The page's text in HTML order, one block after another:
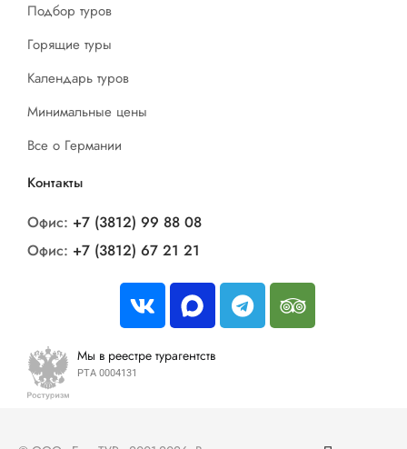
Подбор туров
Горящие туры
Календарь туров
Минимальные цены
Все о Германии
Контакты
Офис: +7 (3812) 99 88 08
Офис: +7 (3812) 67 21 21
Мы в реестре турагентств
РТА 0004131